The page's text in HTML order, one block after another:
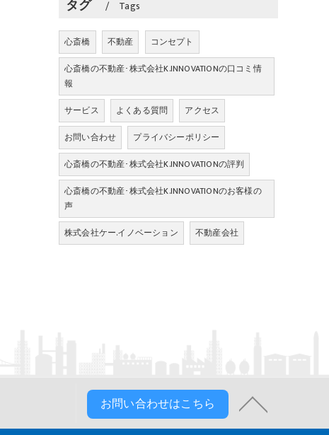
タグ Tags
心斎橋 不動産
コンセプト
心斎橋の不動産･株式会社K.INNOVATIONの口コミ情
報
サービス
よくある質問
アクセス
お問い合わせ
プライバシーポリシー
心斎橋の不動産･株式会社K.INNOVATIONの評判
心斎橋の不動産･株式会社K.INNOVATIONのお客様の
声
株式会社ケー.イノベーション
不動産会社
お問い合わせはこちら